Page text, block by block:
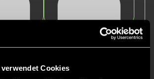
Cookies